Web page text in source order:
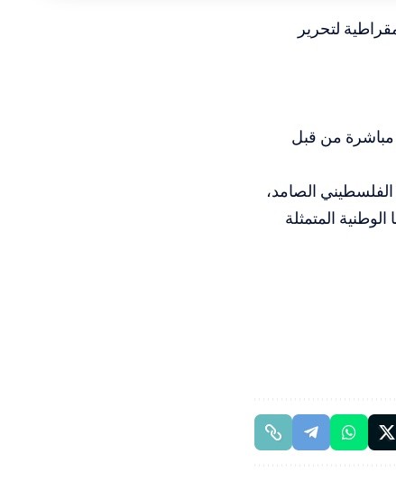
لتحرير
إثر عملية استهداف مباشرة من قبل
الصامد،
المتمثلة